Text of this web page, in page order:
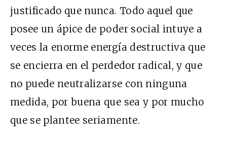
justificado que nunca. Todo aquel que
posee un ápice de poder social intuye a
veces la enorme energía destructiva que
se encierra en el perdedor radical, y que
no puede neutralizarse con ninguna
medida, por buena que sea y por mucho
que se plantee seriamente.